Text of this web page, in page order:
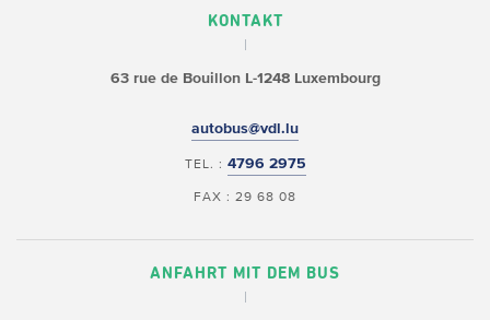
KONTAKT
63 rue de BouillonL-1248 Luxembourg
autobus@vdl.lu
TEL. : 4796 2975
FAX : 29 68 08
ANFAHRT MIT DEM BUS